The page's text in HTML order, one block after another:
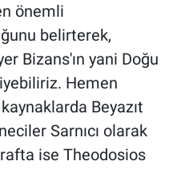
önemli
belirterek,
Bizans'ın yani Doğu
Hemen
Beyazıt
Sarnıcı olarak
ise Theodosios